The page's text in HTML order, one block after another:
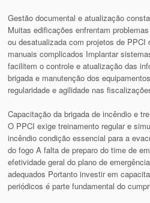
Gestão documental e atualização
Muitas edificações enfrentam
ou desatualizada com projetos de
manuais complicados Implantar
facilitem o controle e atualização das
brigada e manutenção dos
regularidade e agilidade nas
Capacitação da brigada de incêndio e
O PPCI exige treinamento regular e
incêndio condição essencial para a
do fogo A falta de preparo do time de
efetividade geral do plano de
adequados Portanto investir em
periódicos é parte fundamental do